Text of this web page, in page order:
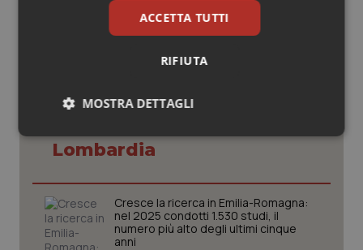
Lombardia
Cresce la ricerca in Emilia-Romagna:
nel 2025 condotti 1.530 studi, il
numero più alto degli ultimi cinque
anni
ACCETTA TUTTI
RIFIUTA
MOSTRA DETTAGLI
Necessari Statistici Marketing